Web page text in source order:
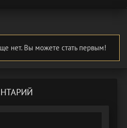
нет. Вы можете стать первым!